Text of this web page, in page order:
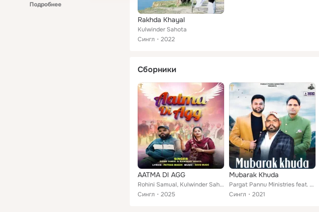
Подробнее
Rakhda Khayal
Kulwinder Sahota
Сингл
2022
Сборники
AATMA DI AGG
Rohini Samual, Kulwinder Sahota
Сингл
2025
Mubarak Khuda
Pargat Pannu Ministries feat. Kulwinder Sahota
Сингл
2021